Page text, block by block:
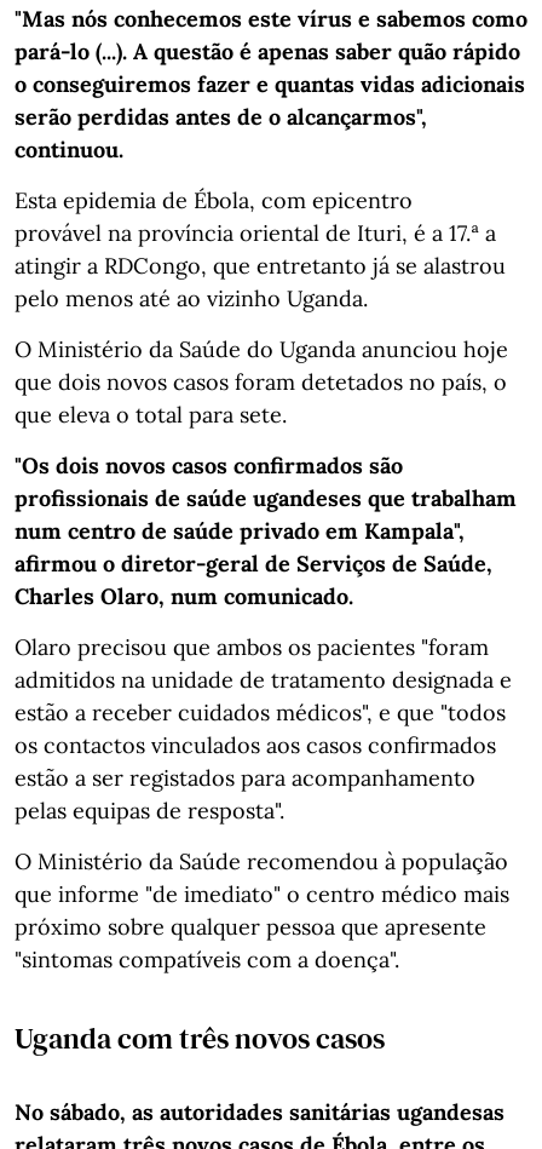
"Mas nós conhecemos este vírus e sabemos como
pará-lo (...). A questão é apenas saber quão rápido
o conseguiremos fazer e quantas vidas adicionais
serão perdidas antes de o alcançarmos",
continuou.
Esta epidemia de Ébola, com epicentro
provável na província oriental de Ituri, é a 17.ª a
atingir a RDCongo, que entretanto já se alastrou
pelo menos até ao vizinho Uganda.
O Ministério da Saúde do Uganda anunciou hoje
que dois novos casos foram detetados no país, o
que eleva o total para sete.
"Os dois novos casos confirmados são
profissionais de saúde ugandeses que trabalham
num centro de saúde privado em Kampala",
afirmou o diretor-geral de Serviços de Saúde,
Charles Olaro, num comunicado.
Olaro precisou que ambos os pacientes "foram
admitidos na unidade de tratamento designada e
estão a receber cuidados médicos", e que "todos
os contactos vinculados aos casos confirmados
estão a ser registados para acompanhamento
pelas equipas de resposta".
O Ministério da Saúde recomendou à população
que informe "de imediato" o centro médico mais
próximo sobre qualquer pessoa que apresente
"sintomas compatíveis com a doença".
Uganda com três novos casos
No sábado, as autoridades sanitárias ugandesas